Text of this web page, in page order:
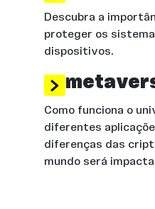
Descubra a
proteger os
dispositivos.
Como funciona o
diferentes
diferenças das
mundo será